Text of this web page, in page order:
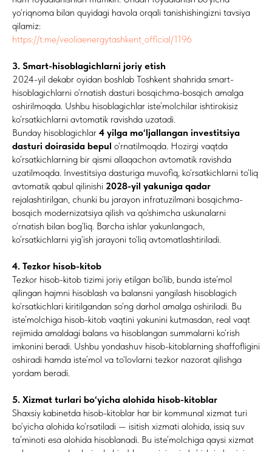
yo‘riqnoma bilan quyidagi havola orqali tanishishingizni tavsiya
qilamiz:
https://t.me/veoliaenergytashkent_official/1196
3. Smart-hisoblagichlarni joriy etish
2024-yil dekabr oyidan boshlab Toshkent shahrida smart-
hisoblagichlarni o‘rnatish dasturi bosqichma-bosqich amalga
oshirilmoqda. Ushbu hisoblagichlar iste’molchilar ishtirokisiz
ko‘rsatkichlarni avtomatik ravishda uzatadi.
Bunday hisoblagichlar 4 yilga mo‘ljallangan investitsiya
dasturi doirasida bepul o‘rnatilmoqda. Hozirgi vaqtda
ko‘rsatkichlarning bir qismi allaqachon avtomatik ravishda
uzatilmoqda. Investitsiya dasturiga muvofiq, ko‘rsatkichlarni to‘liq
avtomatik qabul qilinishi 2028-yil yakuniga qadar
rejalashtirilgan, chunki bu jarayon infratuzilmani bosqichma-
bosqich modernizatsiya qilish va qo‘shimcha uskunalarni
o‘rnatish bilan bog‘liq. Barcha ishlar yakunlangach,
ko‘rsatkichlarni yig‘ish jarayoni to‘liq avtomatlashtiriladi.
4. Tezkor hisob-kitob
Tezkor hisob-kitob tizimi joriy etilgan bo‘lib, bunda iste’mol
qilingan hajmni hisoblash va balansni yangilash hisoblagich
ko‘rsatkichlari kiritilgandan so‘ng darhol amalga oshiriladi. Bu
iste’molchiga hisob-kitob vaqtini yakunini kutmasdan, real vaqt
rejimida amaldagi balans va hisoblangan summalarni ko‘rish
imkonini beradi. Ushbu yondashuv hisob-kitoblarning shaffofligini
oshiradi hamda iste’mol va to‘lovlarni tezkor nazorat qilishga
yordam beradi.
5. Xizmat turlari bo‘yicha alohida hisob-kitoblar
Shaxsiy kabinetda hisob-kitoblar har bir kommunal xizmat turi
bo‘yicha alohida ko‘rsatiladi — isitish xizmati alohida, issiq suv
ta’minoti esa alohida hisoblanadi. Bu iste’molchiga qaysi xizmat